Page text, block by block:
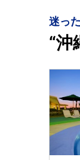
迷っ
“沖